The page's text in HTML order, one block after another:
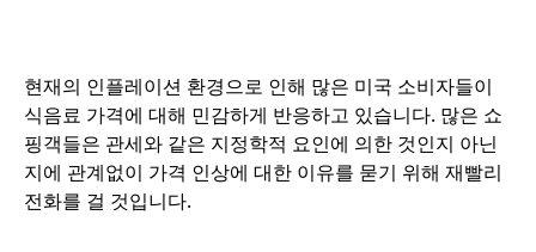
현재의 인플레이션 환경으로 인해 많은 미국 소비자들이
식음료 가격에 대해 민감하게 반응하고 있습니다. 많은 쇼
핑객들은 관세와 같은 지정학적 요인에 의한 것인지 아닌
지에 관계없이 가격 인상에 대한 이유를 묻기 위해 재빨리
전화를 걸 것입니다.